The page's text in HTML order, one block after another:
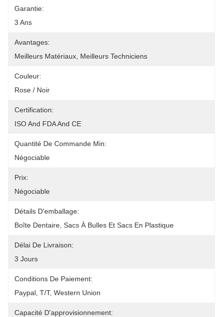
Garantie:
3 Ans
Avantages:
Meilleurs Matériaux, Meilleurs Techniciens
Couleur:
Rose / Noir
Certification:
ISO And FDA And CE
Quantité De Commande Min:
Négociable
Prix:
Négociable
Détails D'emballage:
Boîte Dentaire, Sacs À Bulles Et Sacs En Plastique
Délai De Livraison:
3 Jours
Conditions De Paiement:
Paypal, T/T, Western Union
Capacité D'approvisionnement: